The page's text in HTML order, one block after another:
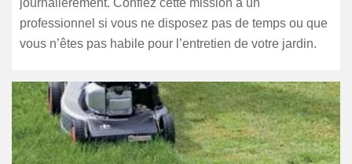
journalièrement. Confiez cette mission à un
professionnel si vous ne disposez pas de temps ou que
vous n’êtes pas habile pour l’entretien de votre jardin.